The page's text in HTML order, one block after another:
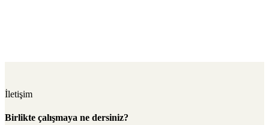
İletişim
Birlikte çalışmaya ne dersiniz?